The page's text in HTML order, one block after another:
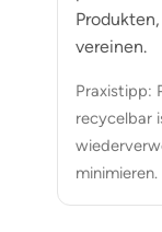
vereinen.
Praxistipp:
recycelbar
minimieren.